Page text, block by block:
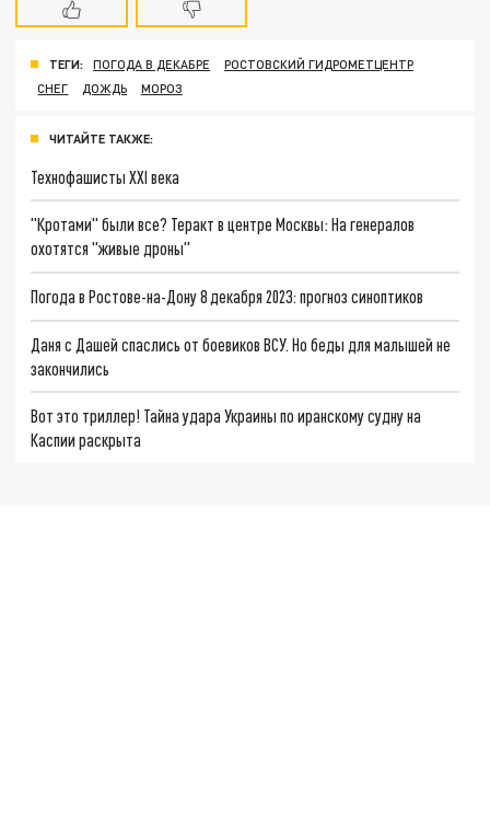
ТЕГИ: ПОГОДА В ДЕКАБРЕ
РОСТОВСКИЙ ГИДРОМЕТЦЕНТР
СНЕГ
ДОЖДЬ МОРОЗ
ЧИТАЙТЕ ТАКЖЕ:
Технофашисты XXI века
"Кротами" были все? Теракт в центре Москвы: На генералов
охотятся "живые дроны"
Погода в Ростове-на-Дону 8 декабря 2023: прогноз синоптиков
Даня с Дашей спаслись от боевиков ВСУ. Но беды для малышей не
закончились
Вот это триллер! Тайна удара Украины по иранскому судну на
Каспии раскрыта